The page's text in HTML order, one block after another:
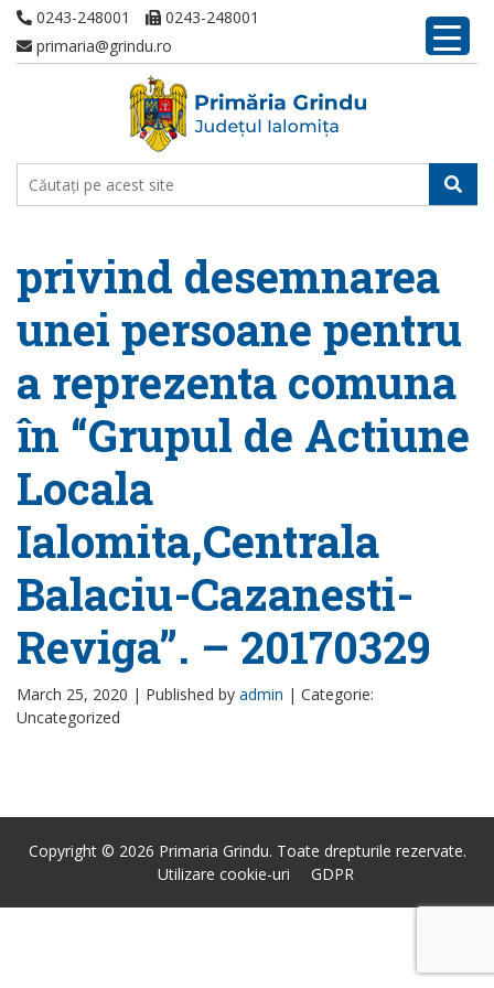
0243-248001
0243-248001
primaria@grindu.ro
privind desemnarea
unei persoane pentru
a reprezenta comuna
în “Grupul de Actiune
Locala
Ialomita,Centrala
Balaciu-Cazanesti-
Reviga”. – 20170329
March 25, 2020 | Published by admin | Categorie:
Uncategorized
Copyright © 2026 Primaria Grindu. Toate drepturile rezervate.
Utilizare cookie-uri
GDPR